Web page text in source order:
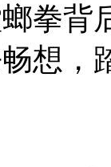
拳背
想，